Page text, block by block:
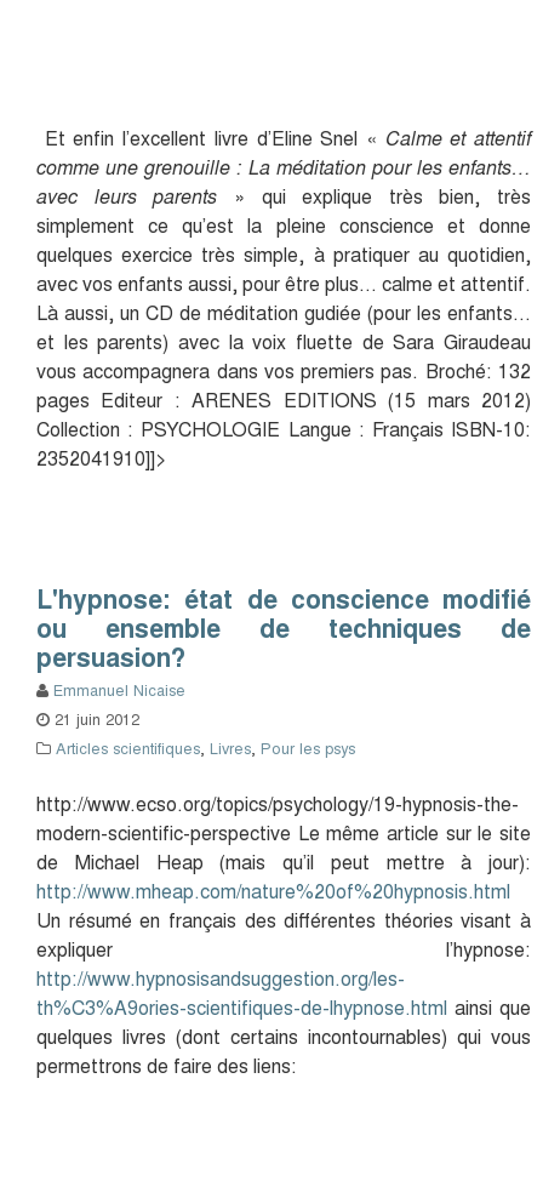
Et enfin l’excellent livre d’Eline Snel « Calme et attentif
comme une grenouille : La méditation pour les enfants…
avec leurs parents » qui explique très bien, très
simplement ce qu’est la pleine conscience et donne
quelques exercice très simple, à pratiquer au quotidien,
avec vos enfants aussi, pour être plus… calme et attentif.
Là aussi, un CD de méditation gudiée (pour les enfants…
et les parents) avec la voix fluette de Sara Giraudeau
vous accompagnera dans vos premiers pas. Broché: 132
pages Editeur : ARENES EDITIONS (15 mars 2012)
Collection : PSYCHOLOGIE Langue : Français ISBN-10:
2352041910]]>
L'hypnose: état de conscience modifié
ou ensemble de techniques de
persuasion?
Emmanuel Nicaise
21 juin 2012
Articles scientifiques Livres Pour les psys
http://www.ecso.org/topics/psychology/19-hypnosis-the-
modern-scientific-perspective Le même article sur le site
de Michael Heap (mais qu’il peut mettre à jour):
http://www.mheap.com/nature%20of%20hypnosis.html
Un résumé en français des différentes théories visant à
expliquer l’hypnose:
http://www.hypnosisandsuggestion.org/les-
th%C3%A9ories-scientifiques-de-lhypnose.html ainsi que
quelques livres (dont certains incontournables) qui vous
permettrons de faire des liens: